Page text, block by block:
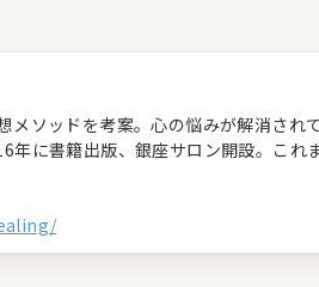
ソッドを考案。心の悩みが解消され
年に書籍出版、銀座サロン開設。これ